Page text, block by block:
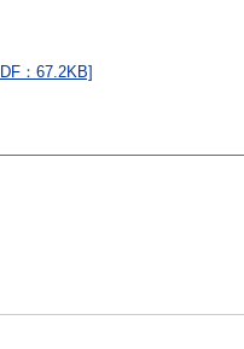
：67.2KB]